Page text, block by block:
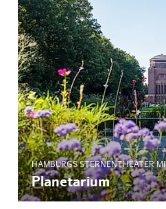
HAMBURGS STERNENTHEATER
Planetarium